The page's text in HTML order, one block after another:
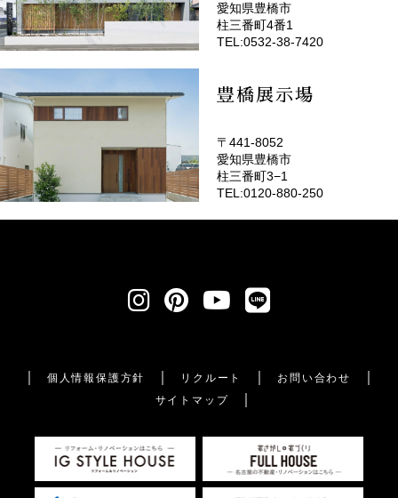
(EMOTOP豊橋)
愛知県豊橋市
柱三番町4番1
TEL:0532-38-7420
豊橋展示場
〒441-8052
愛知県豊橋市
柱三番町3−1
TEL:0120-880-250
個人情報保護方針 リクルート
お問い合わせ
サイトマップ